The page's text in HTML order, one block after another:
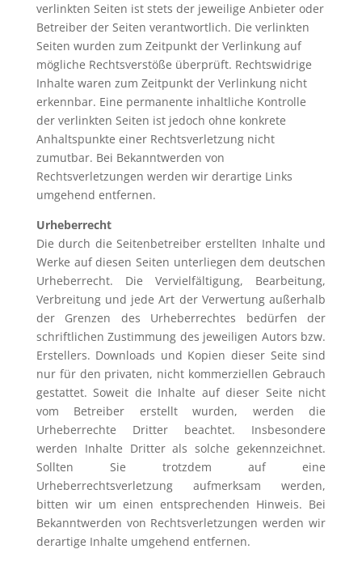
verlinkten Seiten ist stets der jeweilige Anbieter oder
Betreiber der Seiten verantwortlich. Die verlinkten
Seiten wurden zum Zeitpunkt der Verlinkung auf
mögliche Rechtsverstöße überprüft. Rechtswidrige
Inhalte waren zum Zeitpunkt der Verlinkung nicht
erkennbar. Eine permanente inhaltliche Kontrolle
der verlinkten Seiten ist jedoch ohne konkrete
Anhaltspunkte einer Rechtsverletzung nicht
zumutbar. Bei Bekanntwerden von
Rechtsverletzungen werden wir derartige Links
umgehend entfernen.
Urheberrecht
Die durch die Seitenbetreiber erstellten Inhalte und
Werke auf diesen Seiten unterliegen dem deutschen
Urheberrecht. Die Vervielfältigung, Bearbeitung,
Verbreitung und jede Art der Verwertung außerhalb
der Grenzen des Urheberrechtes bedürfen der
schriftlichen Zustimmung des jeweiligen Autors bzw.
Erstellers. Downloads und Kopien dieser Seite sind
nur für den privaten, nicht kommerziellen Gebrauch
gestattet. Soweit die Inhalte auf dieser Seite nicht
vom Betreiber erstellt wurden, werden die
Urheberrechte Dritter beachtet. Insbesondere
werden Inhalte Dritter als solche gekennzeichnet.
Sollten Sie trotzdem auf eine
Urheberrechtsverletzung aufmerksam werden,
bitten wir um einen entsprechenden Hinweis. Bei
Bekanntwerden von Rechtsverletzungen werden wir
derartige Inhalte umgehend entfernen.